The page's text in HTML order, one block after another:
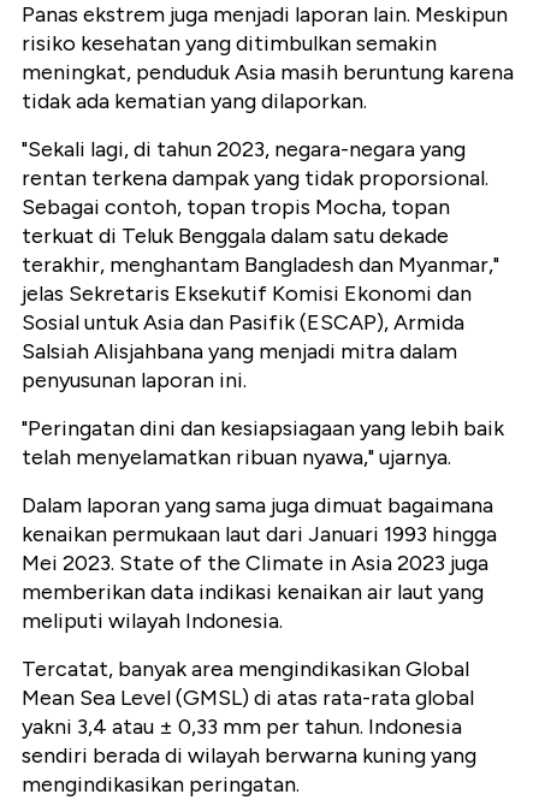
Panas ekstrem juga menjadi laporan lain. Meskipun
risiko kesehatan yang ditimbulkan semakin
meningkat, penduduk Asia masih beruntung karena
tidak ada kematian yang dilaporkan.
"Sekali lagi, di tahun 2023, negara-negara yang
rentan terkena dampak yang tidak proporsional.
Sebagai contoh, topan tropis Mocha, topan
terkuat di Teluk Benggala dalam satu dekade
terakhir, menghantam Bangladesh dan Myanmar,"
jelas Sekretaris Eksekutif Komisi Ekonomi dan
Sosial untuk Asia dan Pasifik (ESCAP), Armida
Salsiah Alisjahbana yang menjadi mitra dalam
penyusunan laporan ini.
"Peringatan dini dan kesiapsiagaan yang lebih baik
telah menyelamatkan ribuan nyawa," ujarnya.
Dalam laporan yang sama juga dimuat bagaimana
kenaikan permukaan laut dari Januari 1993 hingga
Mei 2023. State of the Climate in Asia 2023 juga
memberikan data indikasi kenaikan air laut yang
meliputi wilayah Indonesia.
Tercatat, banyak area mengindikasikan Global
Mean Sea Level (GMSL) di atas rata-rata global
yakni 3,4 atau ± 0,33 mm per tahun. Indonesia
sendiri berada di wilayah berwarna kuning yang
mengindikasikan peringatan.